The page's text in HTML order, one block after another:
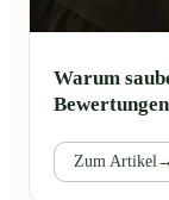
Warum
Zum Artikel→